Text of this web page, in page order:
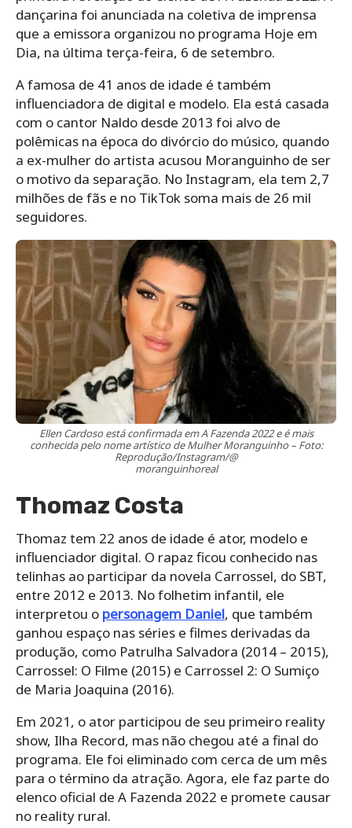
dançarina foi anunciada na coletiva de imprensa
que a emissora organizou no programa Hoje em
Dia, na última terça-feira, 6 de setembro.
A famosa de 41 anos de idade é também
influenciadora de digital e modelo. Ela está casada
com o cantor Naldo desde 2013 foi alvo de
polêmicas na época do divórcio do músico, quando
a ex-mulher do artista acusou Moranguinho de ser
o motivo da separação. No Instagram, ela tem 2,7
milhões de fãs e no TikTok soma mais de 26 mil
seguidores.
Ellen Cardoso está confirmada em A Fazenda 2022 e é mais
conhecida pelo nome artístico de Mulher Moranguinho – Foto:
Reprodução/Instagram/@
moranguinhoreal
Thomaz Costa
Thomaz tem 22 anos de idade é ator, modelo e
influenciador digital. O rapaz ficou conhecido nas
telinhas ao participar da novela Carrossel, do SBT,
entre 2012 e 2013. No folhetim infantil, ele
interpretou o personagem Daniel, que também
ganhou espaço nas séries e filmes derivadas da
produção, como Patrulha Salvadora (2014 – 2015),
Carrossel: O Filme (2015) e Carrossel 2: O Sumiço
de Maria Joaquina (2016).
Em 2021, o ator participou de seu primeiro reality
show, Ilha Record, mas não chegou até a final do
programa. Ele foi eliminado com cerca de um mês
para o término da atração. Agora, ele faz parte do
elenco oficial de A Fazenda 2022 e promete causar
no reality rural.